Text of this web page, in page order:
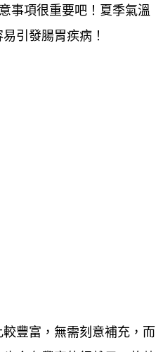
事項很重要吧！夏季氣溫
引發腸胃疾病！
豐富，無需刻意補充，而